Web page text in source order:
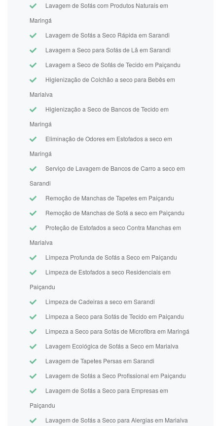
Lavagem de Sofás com Produtos Naturais em
Maringá
Lavagem de Sofás a Seco Rápida em Sarandi
Lavagem a Seco para Sofás de Lã em Sarandi
Lavagem a Seco de Sofás de Tecido em Paiçandu
Higienização de Colchão a seco para Bebês em
Marialva
Higienização a Seco de Bancos de Tecido em
Maringá
Eliminação de Odores em Estofados a seco em
Maringá
Serviço de Lavagem de Bancos de Carro a seco em
Sarandi
Remoção de Manchas de Tapetes em Paiçandu
Remoção de Manchas de Sofá a seco em Paiçandu
Proteção de Estofados a seco Contra Manchas em
Marialva
Limpeza Profunda de Sofás a Seco em Paiçandu
Limpeza de Estofados a seco Residenciais em
Paiçandu
Limpeza de Cadeiras a seco em Sarandi
Limpeza a Seco para Sofás de Tecido em Paiçandu
Limpeza a Seco para Sofás de Microfibra em Maringá
Lavagem Ecológica de Sofás a Seco em Marialva
Lavagem de Tapetes Persas em Sarandi
Lavagem de Sofás a Seco Profissional em Paiçandu
Lavagem de Sofás a Seco para Empresas em
Paiçandu
Lavagem de Sofás a Seco para Alergias em Marialva